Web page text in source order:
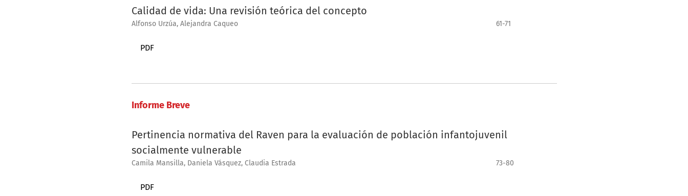
Calidad de vida: Una revisión teórica del concepto
Alfonso Urzúa, Alejandra Caqueo 61-71
PDF
Informe Breve
Pertinencia normativa del Raven para la evaluación de población infantojuvenil
socialmente vulnerable
Camila Mansilla, Daniela Vásquez, Claudia Estrada 73-80
PDF